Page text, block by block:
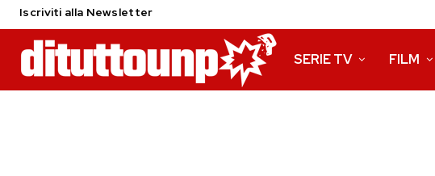
Iscriviti alla Newsletter
SERIE TV FILM